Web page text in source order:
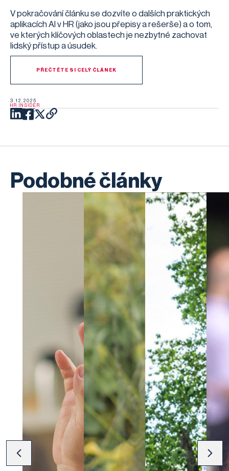
3.12.2025
HR INSIDER
SDÍLEJTE
V pokračování článku se dozvíte o dalších praktických
aplikacích AI v HR (jako jsou přepisy a rešerše) a o tom,
ve kterých klíčových oblastech je nezbytné zachovat
lidský přístup a úsudek.
PŘEČTĚTE SI CELÝ ČLÁNEK
Podobné články